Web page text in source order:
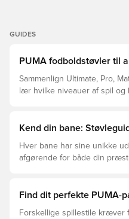
GUIDES
PUMA fodboldstøvler til
Sammenlign Ultimate, Pro,
lær hvilke niveauer af spil
Kend din bane:
Hver bane har sine unikke
afgørende for både din
støvler der er det bedste
Find dit perfekte PUMA-
Forskellige spillestile kræver